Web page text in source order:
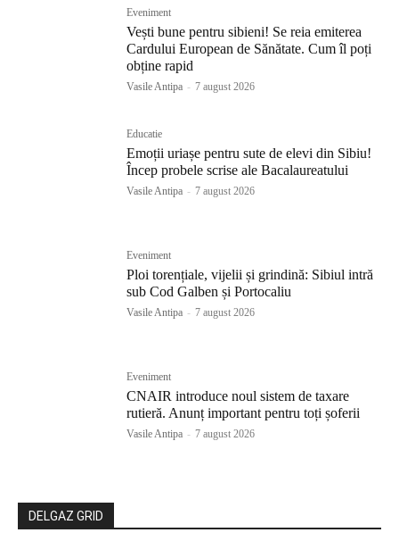
Eveniment
Vești bune pentru sibieni! Se reia emiterea
Cardului European de Sănătate. Cum îl poți
obține rapid
Vasile Antipa - 7 august 2026
Educatie
Emoții uriașe pentru sute de elevi din Sibiu!
Încep probele scrise ale Bacalaureatului
Vasile Antipa - 7 august 2026
Eveniment
Ploi torențiale, vijelii și grindină: Sibiul intră
sub Cod Galben și Portocaliu
Vasile Antipa - 7 august 2026
Eveniment
CNAIR introduce noul sistem de taxare
rutieră. Anunț important pentru toți șoferii
Vasile Antipa - 7 august 2026
DELGAZ GRID